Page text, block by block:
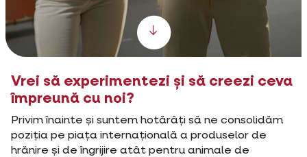
Scroll down
Vrei să experimentezi și să creezi ceva
împreună cu noi?
Privim înainte și suntem hotărâți să ne consolidăm
poziția pe piața internațională a produselor de
hrănire și de îngrijire atât pentru animale de